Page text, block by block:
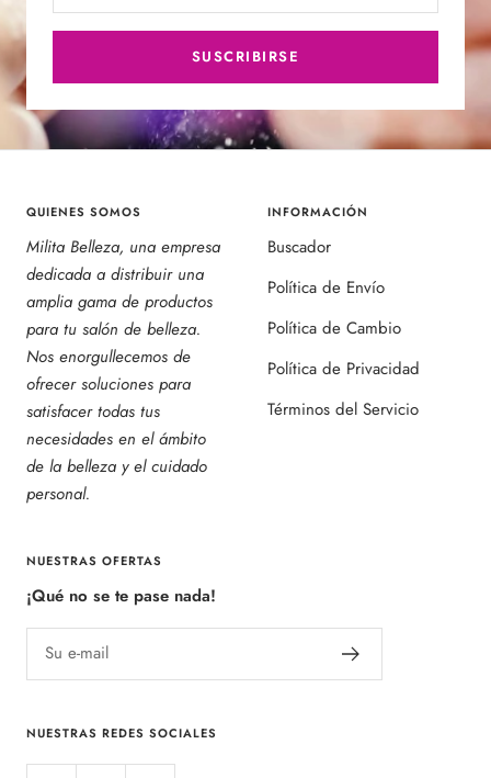
SUSCRIBIRSE
QUIENES SOMOS
Milita Belleza, una empresa
dedicada a distribuir una
amplia gama de productos
para tu salón de belleza.
Nos enorgullecemos de
ofrecer soluciones para
satisfacer todas tus
necesidades en el ámbito
de la belleza y el cuidado
personal.
INFORMACIÓN
Buscador
Política de Envío
Política de Cambio
Política de Privacidad
Términos del Servicio
NUESTRAS OFERTAS
¡Qué no se te pase nada!
Su e-mail
NUESTRAS REDES SOCIALES